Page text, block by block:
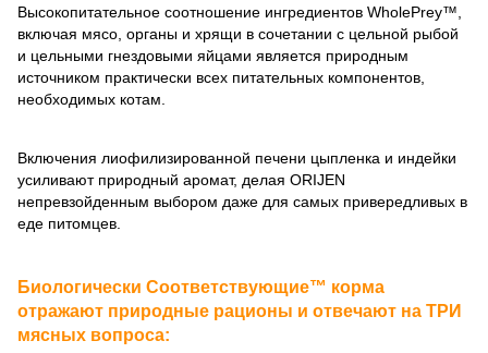
Высокопитательное соотношение ингредиентов WholePrey™,
включая мясо, органы и хрящи в сочетании с цельной рыбой
и цельными гнездовыми яйцами является природным
источником практически всех питательных компонентов,
необходимых котам.
Включения лиофилизированной печени цыпленка и индейки
усиливают природный аромат, делая ORIJEN
непревзойденным выбором даже для самых привередливых в
еде питомцев.
Биологически Соответствующие™ корма
отражают природные рационы и отвечают на ТРИ
мясных вопроса: